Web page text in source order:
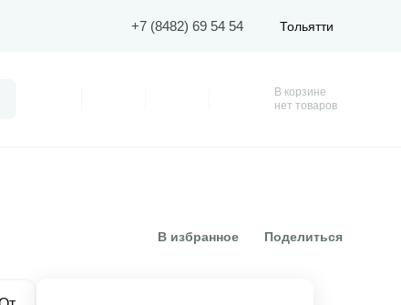
+7 (8482) 69 54 54 Тольятти
Корзина
В корзине
нет товаров
В избранное Поделиться